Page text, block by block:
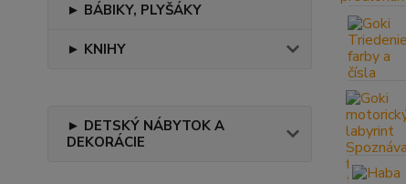
► BÁBIKY, PLYŠÁKY
► KNIHY
► DETSKÝ NÁBYTOK A
DEKORÁCIE